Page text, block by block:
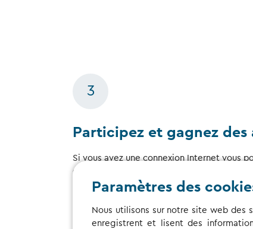
3
Participez et gagnez des
Si vous avez une connexion Internet vous
où. Toutes nos études sont menées en
pour le temps que vous aurez investi il est
privée et gérons les données personnelles
avec le plus grand soin. Pour plus
Paramètres des
Nous utilisons sur notre site web des
enregistrent et lisent des